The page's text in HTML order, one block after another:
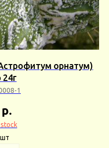
орнатум)
24г
1
р.